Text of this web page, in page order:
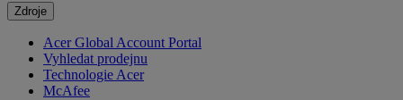
Zdroje
Acer Global Account Portal
Vyhledat prodejnu
Technologie Acer
McAfee